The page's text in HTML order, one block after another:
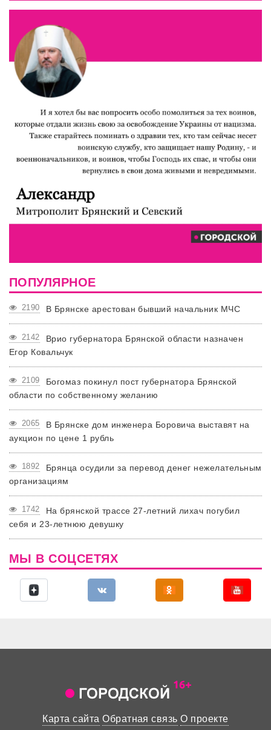
ПОПУЛЯРНОЕ
2190 В Брянске арестован бывший начальник МЧС
2142
Врио губернатора Брянской области назначен
Егор Ковальчук
2109
Богомаз покинул пост губернатора Брянской
области по собственному желанию
2065
В Брянске дом инженера Боровича выставят на
аукцион по цене 1 рубль
1892
Брянца осудили за перевод денег нежелательным
организациям
1742
На брянской трассе 27-летний лихач погубил
себя и 23-летнюю девушку
МЫ В СОЦСЕТЯХ
Карта сайта Обратная связь О проекте